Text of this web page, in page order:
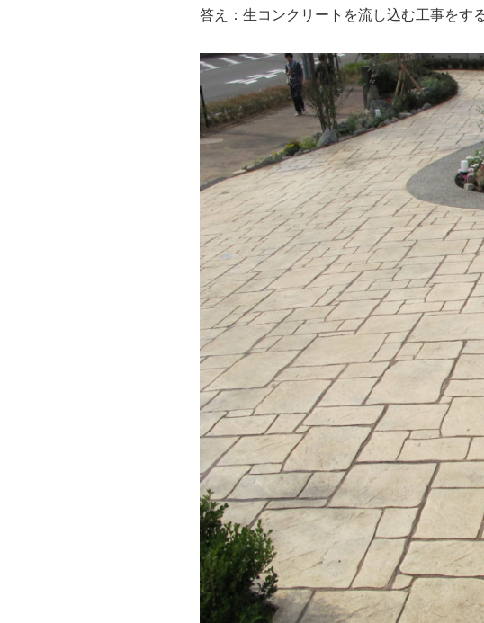
答え：生コンクリートを流し込む工事をす